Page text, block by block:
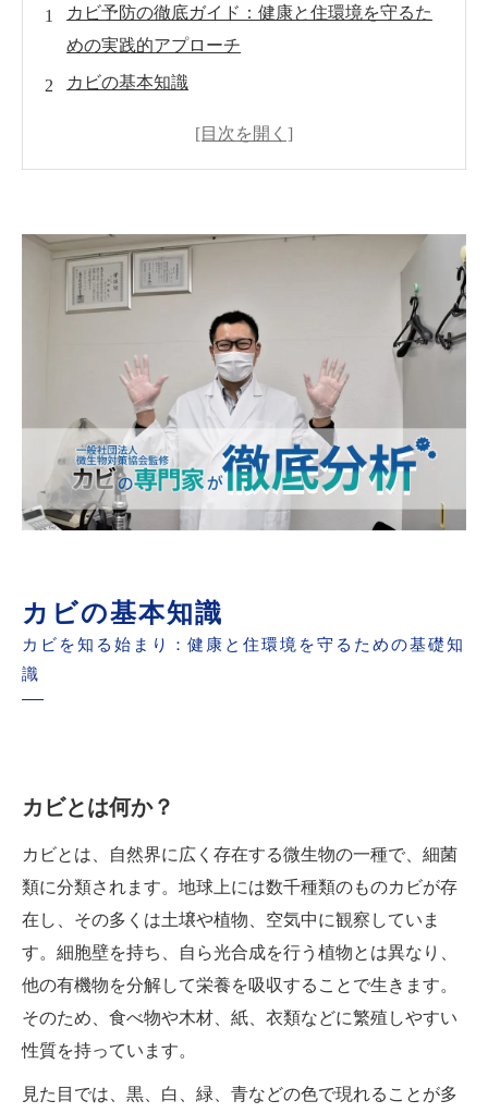
カビ予防の徹底ガイド：健康と住環境を守るた
めの実践的アプローチ
カビの基本知識
日常生活で取り入れたいカビ対策アイデア
もしカビが発生したらどうするか？
カビ予防のために知っておきたい豆知識
まとめ：カビ予防で健康と快適な住環境を守る
カビの基本知識
カビを知る始まり：健康と住環境を守るための基礎知
識
カビとは何か？
カビとは、自然界に広く存在する微生物の一種で、細菌
類に分類されます。地球上には数千種類のものカビが存
在し、その多くは土壌や植物、空気中に観察していま
す。細胞壁を持ち、自ら光合成を行う植物とは異なり、
他の有機物を分解して栄養を吸収することで生きます。
そのため、食べ物や木材、紙、衣類などに繁殖しやすい
性質を持っています。
見た目では、黒、白、緑、青などの色で現れることが多